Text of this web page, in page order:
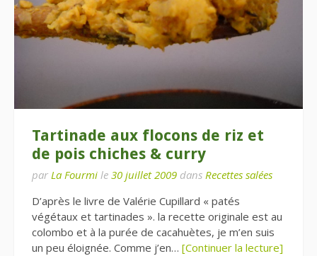
Tartinade aux flocons de riz et
de pois chiches & curry
par La Fourmi le 30 juillet 2009 dans Recettes salées
D’après le livre de Valérie Cupillard « patés
végétaux et tartinades ». la recette originale est au
colombo et à la purée de cacahuètes, je m’en suis
un peu éloignée. Comme j’en… [Continuer la lecture]